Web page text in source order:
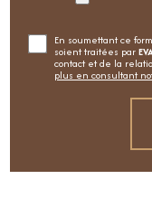
En soumettant ce
soient traitées par
contact et de la
plus en consultant